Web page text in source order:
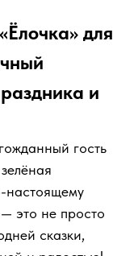
для
и
гость
настоящему
это не просто
сказки,